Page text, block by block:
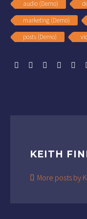
audio (Demo)
marketing (Demo)
posts (Demo)
KEITH
More posts by